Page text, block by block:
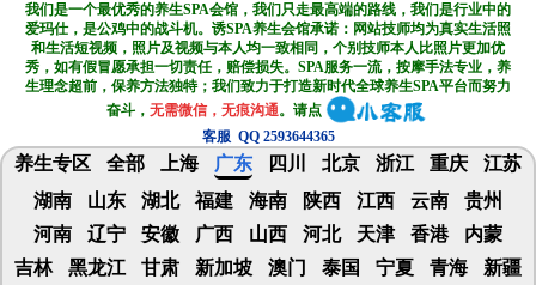
我们是一个最优秀的养生SPA会馆，我们只走最高端的路线，我们是行业中的
爱玛仕，是公鸡中的战斗机。诱SPA养生会馆承诺：网站技师均为真实生活照
和生活短视频，照片及视频与本人均一致相同，个别技师本人比照片更加优
秀，如有假冒愿承担一切责任，赔偿损失。SPA服务一流，按摩手法专业，养
生理念超前，保养方法独特；我们致力于打造新时代全球养生SPA平台而努力
奋斗，无需微信，无痕沟通。请点
客服 QQ 2593644365
养生专区 全部 上海 广东 四川 北京 浙江 重庆
江苏
湖南
山东 湖北 福建 海南 陕西 江西 云南
贵州
河南
辽宁 安徽 广西 山西 河北 天津 香港
内蒙
吉林
黑龙江 甘肃 新加坡 澳门 泰国 宁夏 青海
新疆